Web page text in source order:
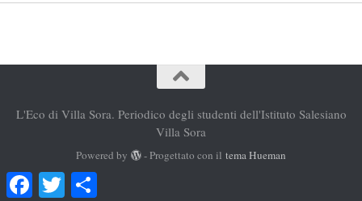
L'Eco di Villa Sora. Periodico degli studenti dell'Istituto Salesiano
Villa Sora
Powered by - Progettato con iltema Hueman
FacebookTwitter